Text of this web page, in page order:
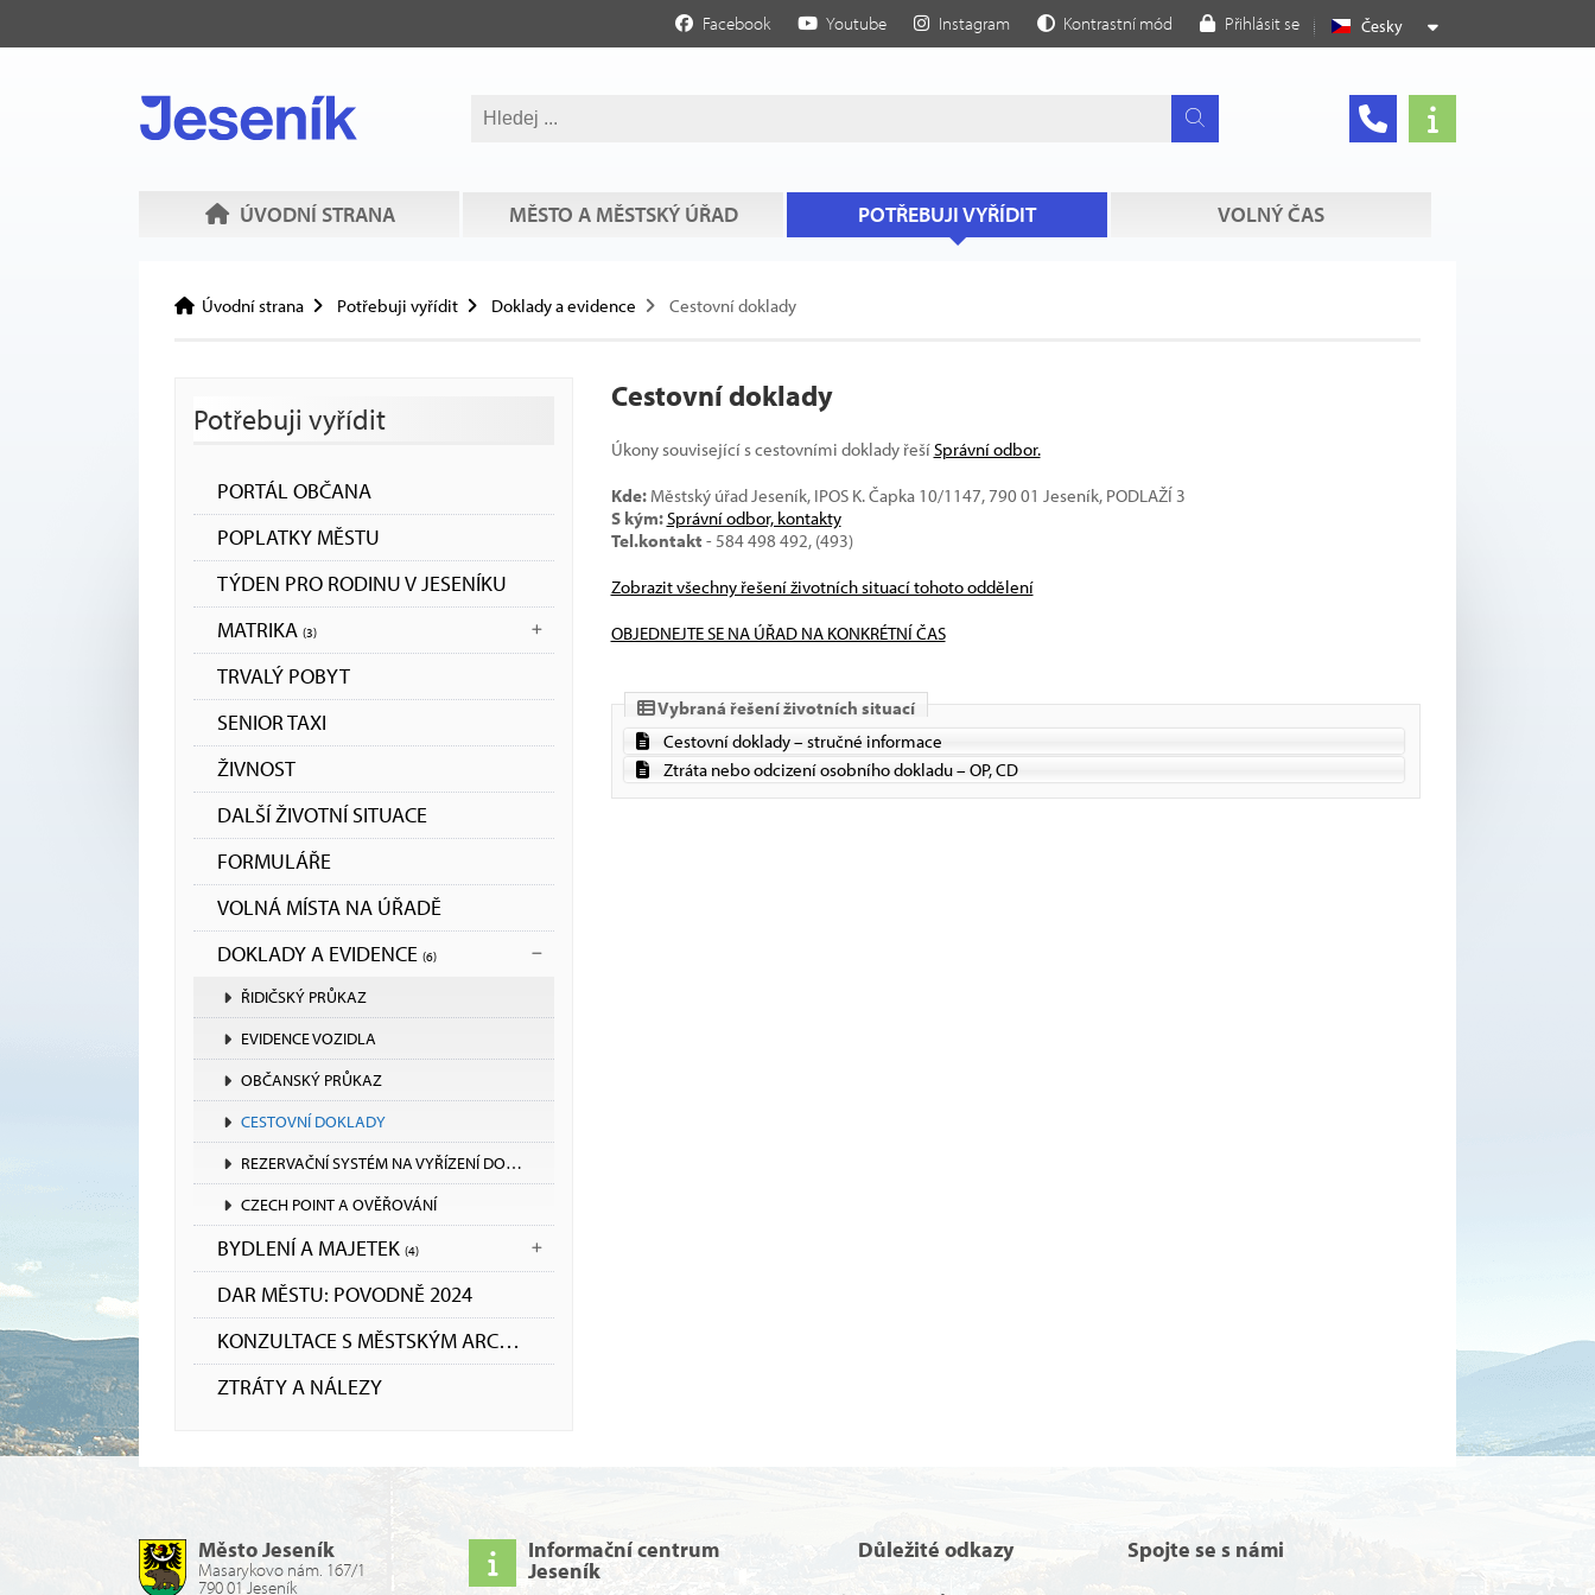
Česky
Facebook Youtube Instagram Kontrastní mód Přihlásit se
ÚVODNÍ STRANA MĚSTO A MĚSTSKÝ ÚŘAD POTŘEBUJI VYŘÍDIT VOLNÝ ČAS
Úvodní strana Potřebuji vyřídit Doklady a evidence Cestovní doklady
Potřebuji vyřídit
PORTÁL OBČANA
POPLATKY MĚSTU
TÝDEN PRO RODINU V JESENÍKU
MATRIKA (3)
TRVALÝ POBYT
SENIOR TAXI
ŽIVNOST
DALŠÍ ŽIVOTNÍ SITUACE
FORMULÁŘE
VOLNÁ MÍSTA NA ÚŘADĚ
DOKLADY A EVIDENCE (6)
ŘIDIČSKÝ PRŮKAZ
EVIDENCE VOZIDLA
OBČANSKÝ PRŮKAZ
CESTOVNÍ DOKLADY
REZERVAČNÍ SYSTÉM NA VYŘÍZENÍ DOKLADŮ
CZECH POINT A OVĚŘOVÁNÍ
BYDLENÍ A MAJETEK (4)
DAR MĚSTU: POVODNĚ 2024
KONZULTACE S MĚSTSKÝM ARCHITEKTEM
ZTRÁTY A NÁLEZY
Cestovní doklady
Úkony související s cestovními doklady řešíSprávní odbor.
Kde: Městský úřad Jeseník, IPOS K. Čapka 10/1147, 790 01 Jeseník, PODLAŽÍ 3
S kým:Správní odbor, kontakty
Tel.kontakt - 584 498 492, (493)
Zobrazit všechny řešení životních situací tohoto oddělení
OBJEDNEJTE SE NA ÚŘAD NA KONKRÉTNÍ ČAS
Vybraná řešení životních situací
Cestovní doklady – stručné informace
Ztráta nebo odcizení osobního dokladu – OP, CD
Město Jeseník
Masarykovo nám. 167/1
790 01 Jeseník
Informační centrum
Jeseník
Důležité odkazy Spojte se s námi